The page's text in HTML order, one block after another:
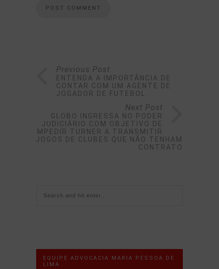
Previous Post
ENTENDA A IMPORTÂNCIA DE
CONTAR COM UM AGENTE DE
JOGADOR DE FUTEBOL
Next Post
GLOBO INGRESSA NO PODER
JUDICIÁRIO COM OBJETIVO DE
IMPEDIR TURNER A TRANSMITIR
JOGOS DE CLUBES QUE NÃO TENHAM
CONTRATO
EQUIPE ADVOCACIA MARIA PESSOA DE
LIMA